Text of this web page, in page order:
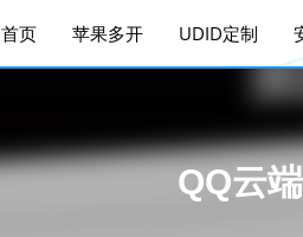
首页 苹果多开 UDID定制
QQ云